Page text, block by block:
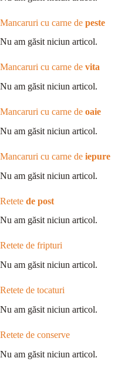
Mancaruri cu carne de peste
Nu am găsit niciun articol.
Mancaruri cu carne de vita
Nu am găsit niciun articol.
Mancaruri cu carne de oaie
Nu am găsit niciun articol.
Mancaruri cu carne de iepure
Nu am găsit niciun articol.
Retete de post
Nu am găsit niciun articol.
Retete de fripturi
Nu am găsit niciun articol.
Retete de tocaturi
Nu am găsit niciun articol.
Retete de conserve
Nu am găsit niciun articol.